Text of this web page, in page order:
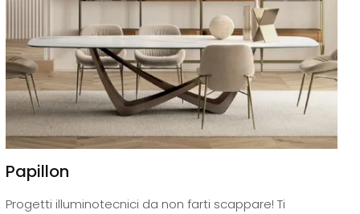
Papillon
Progetti illuminotecnici da non farti scappare! Ti